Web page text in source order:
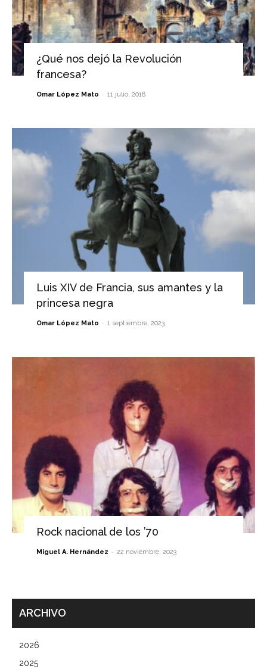
¿Qué nos dejó la Revolución
francesa?
Omar López Mato - 11 julio, 2018
Luis XIV de Francia, sus amantes y la
princesa negra
Omar López Mato - 1 septiembre, 2023
Rock nacional de los ’70
Miguel A. Hernández - 22 noviembre, 2023
ARCHIVO
2026
2025